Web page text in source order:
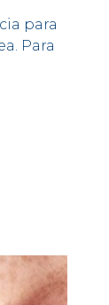
para
Para